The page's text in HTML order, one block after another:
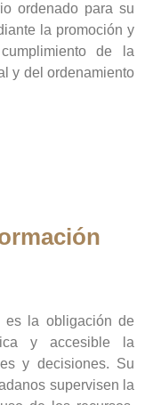
ordenado para su
la promoción y
de la
y del ordenamiento
es la obligación de
y accesible la
y decisiones. Su
supervisen la